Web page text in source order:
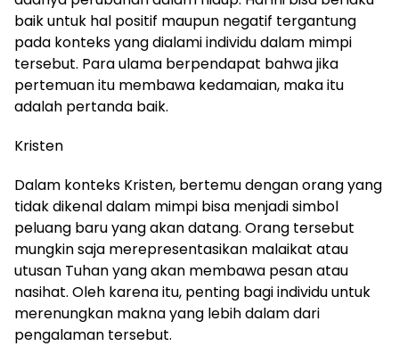
baik untuk hal positif maupun negatif tergantung
pada konteks yang dialami individu dalam mimpi
tersebut. Para ulama berpendapat bahwa jika
pertemuan itu membawa kedamaian, maka itu
adalah pertanda baik.
Kristen
Dalam konteks Kristen, bertemu dengan orang yang
tidak dikenal dalam mimpi bisa menjadi simbol
peluang baru yang akan datang. Orang tersebut
mungkin saja merepresentasikan malaikat atau
utusan Tuhan yang akan membawa pesan atau
nasihat. Oleh karena itu, penting bagi individu untuk
merenungkan makna yang lebih dalam dari
pengalaman tersebut.